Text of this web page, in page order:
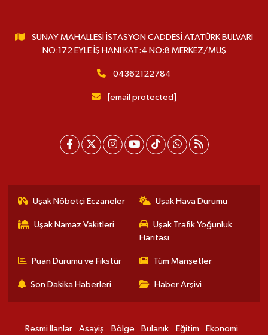
SUNAY MAHALLESİ İSTASYON CADDESİ ATATÜRK BULVARI
NO:172 EYLE İŞ HANI KAT:4 NO:8 MERKEZ/MUŞ
04362122784
[email protected]
Uşak Nöbetçi Eczaneler Uşak Hava Durumu
Uşak Namaz Vakitleri
Uşak Trafik Yoğunluk
Haritası
Puan Durumu ve Fikstür Tüm Manşetler
Son Dakika Haberleri Haber Arşivi
Resmi İlanlar Asayiş Bölge Bulanık Eğitim Ekonomi